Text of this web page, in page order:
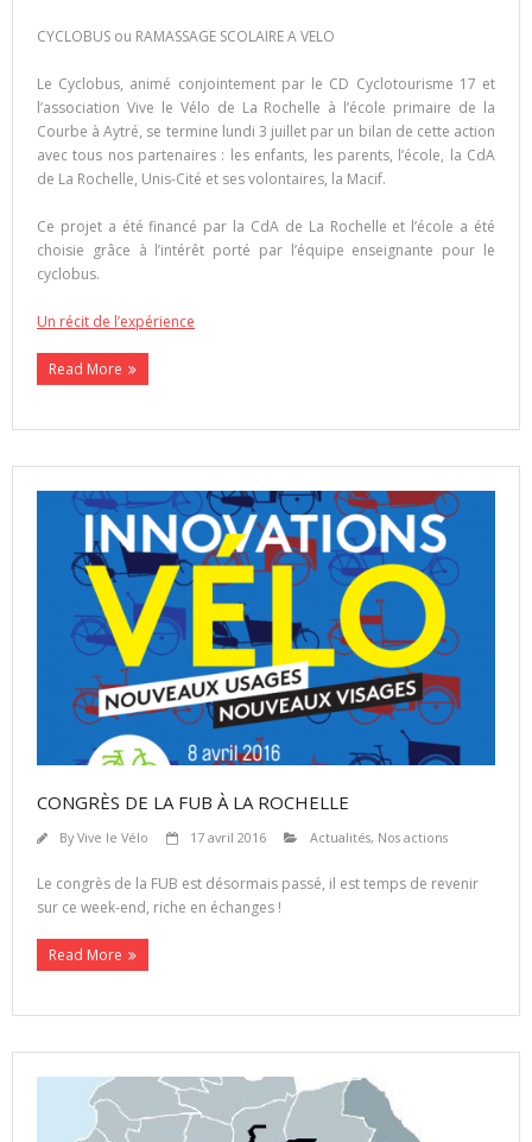
CYCLOBUS ou RAMASSAGE SCOLAIRE A VELO
Le Cyclobus, animé conjointement par le CD Cyclotourisme 17 et
l’association Vive le Vélo de La Rochelle à l’école primaire de la
Courbe à Aytré, se termine lundi 3 juillet par un bilan de cette action
avec tous nos partenaires : les enfants, les parents, l’école, la CdA
de La Rochelle, Unis-Cité et ses volontaires, la Macif.
Ce projet a été financé par la CdA de La Rochelle et l’école a été
choisie grâce à l’intérêt porté par l’équipe enseignante pour le
cyclobus.
Un récit de l’expérience
Read More
CONGRÈS DE LA FUB À LA ROCHELLE
ByVive le Vélo 17 avril 2016 Actualités, Nos actions
Le congrès de la FUB est désormais passé, il est temps de revenir
sur ce week-end, riche en échanges !
Read More